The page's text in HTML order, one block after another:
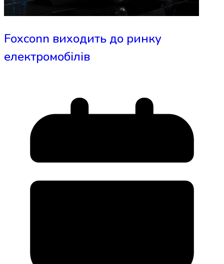
Foxconn виходить до ринку
електромобілів